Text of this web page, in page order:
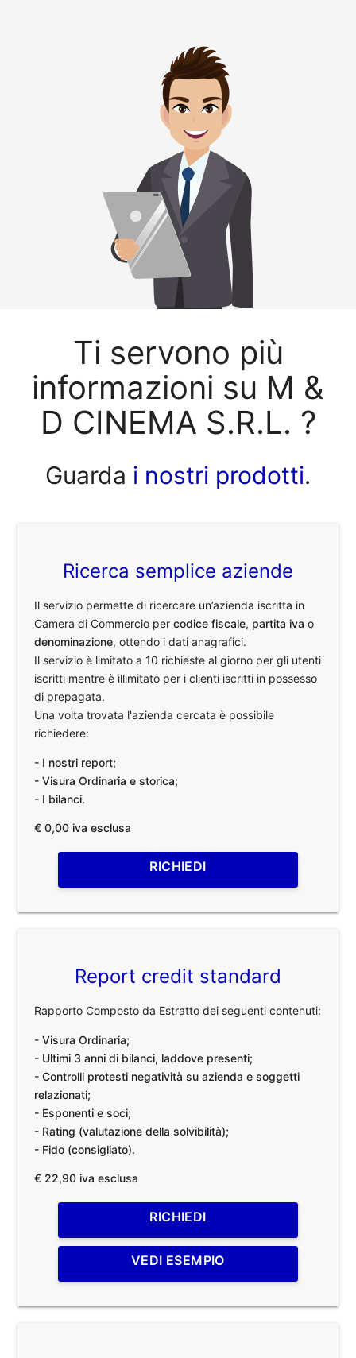
Ti servono più
informazioni su M &
D CINEMA S.R.L. ?
Guarda i nostri prodotti.
Ricerca semplice aziende
Il servizio permette di ricercare un’azienda iscritta in
Camera di Commercio percodice fiscale, partita iva o
denominazione, ottendo i dati anagrafici.
Il servizio è limitato a 10 richieste al giorno per gli utenti
iscritti mentre è illimitato per i clienti iscritti in possesso
di prepagata.
Una volta trovata l'azienda cercata è possibile
richiedere:
- I nostri report;
- Visura Ordinaria e storica;
- I bilanci.
€ 0,00 iva esclusa
RICHIEDI
Report credit standard
Rapporto Composto da Estratto dei seguenti contenuti:
- Visura Ordinaria;
- Ultimi 3 anni di bilanci, laddove presenti;
- Controlli protesti negatività su azienda e soggetti
relazionati;
- Esponenti e soci;
- Rating (valutazione della solvibilità);
- Fido (consigliato).
€ 22,90 iva esclusa
RICHIEDI
VEDI ESEMPIO